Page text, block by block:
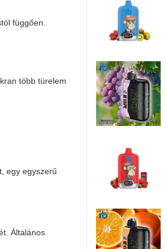
függően.
több türelem
egy egyszerű
Általános